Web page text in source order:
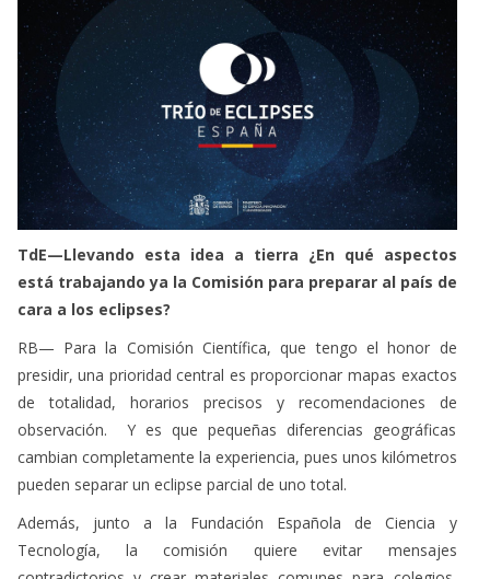
TdE—Llevando esta idea a tierra ¿En qué aspectos
está trabajando ya la Comisión para preparar al país de
RB— Para la Comisión Científica, que tengo el honor de
presidir, una prioridad central es proporcionar mapas exactos
observación. Y es que pequeñas diferencias geográficas
cambian completamente la experiencia, pues unos kilómetros
pueden separar un eclipse parcial de uno total.
Además, junto a la Fundación Española de Ciencia y
Tecnología, la comisión quiere evitar mensajes
medios, ayuntamientos, etc. El objetivo es que la
información científica llegue de forma clara y rigurosa a toda